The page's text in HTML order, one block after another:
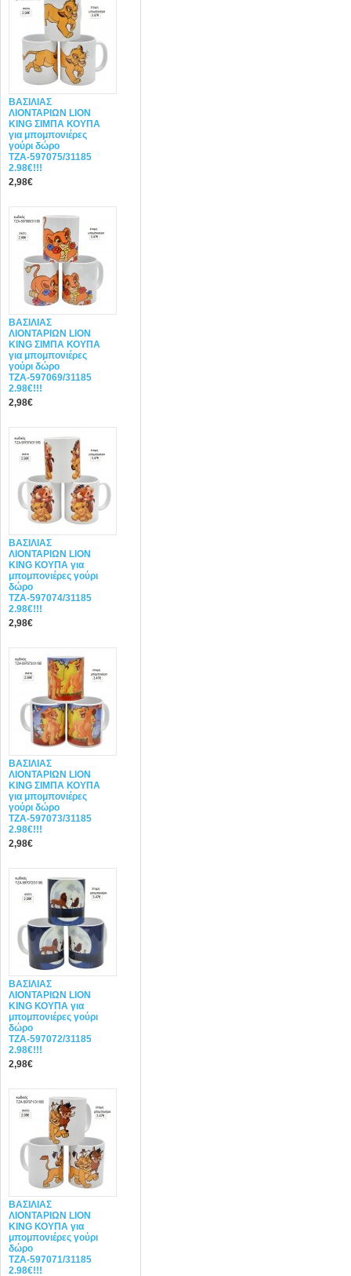
ΒΑΣΙΛΙΑΣ
ΛΙΟΝΤΑΡΙΩΝ LION
KING ΣΙΜΠΑ ΚΟΥΠΑ
για μπομπονιέρες
γούρι δώρο
ΤΖΑ-597075/31185
2.98€!!!
2,98€
ΒΑΣΙΛΙΑΣ
ΛΙΟΝΤΑΡΙΩΝ LION
KING ΣΙΜΠΑ ΚΟΥΠΑ
για μπομπονιέρες
γούρι δώρο
ΤΖΑ-597069/31185
2.98€!!!
2,98€
ΒΑΣΙΛΙΑΣ
ΛΙΟΝΤΑΡΙΩΝ LION
KING ΚΟΥΠΑ για
μπομπονιέρες γούρι
δώρο
ΤΖΑ-597074/31185
2.98€!!!
2,98€
ΒΑΣΙΛΙΑΣ
ΛΙΟΝΤΑΡΙΩΝ LION
KING ΣΙΜΠΑ ΚΟΥΠΑ
για μπομπονιέρες
γούρι δώρο
ΤΖΑ-597073/31185
2.98€!!!
2,98€
ΒΑΣΙΛΙΑΣ
ΛΙΟΝΤΑΡΙΩΝ LION
KING ΚΟΥΠΑ για
μπομπονιέρες γούρι
δώρο
ΤΖΑ-597072/31185
2.98€!!!
2,98€
ΒΑΣΙΛΙΑΣ
ΛΙΟΝΤΑΡΙΩΝ LION
KING ΚΟΥΠΑ για
μπομπονιέρες γούρι
δώρο
ΤΖΑ-597071/31185
2.98€!!!